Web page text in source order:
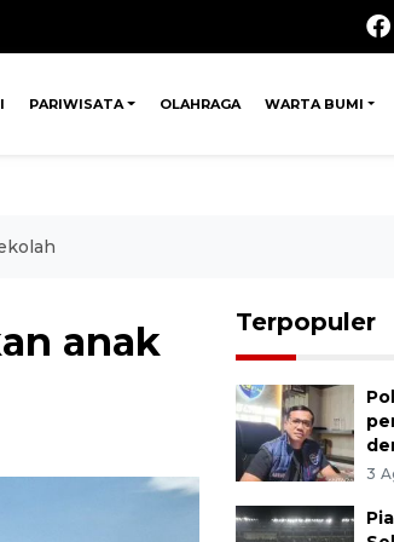
PARIWISATA OLAHRAGA WARTA BUMI
anak
Terpopuler
3